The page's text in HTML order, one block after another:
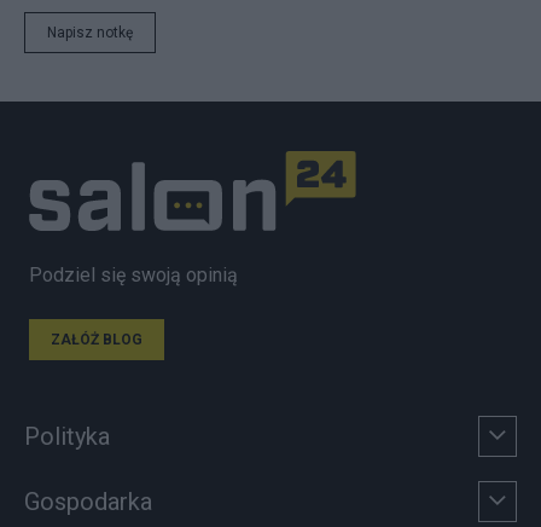
Napisz notkę
Podziel się swoją opinią
ZAŁÓŻ BLOG
Polityka
Gospodarka